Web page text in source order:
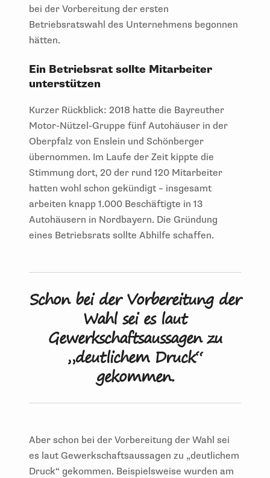
bei der Vorbereitung der ersten
Betriebsratswahl des Unternehmens begonnen
hätten.
Ein Betriebsrat sollte Mitarbeiter
unterstützen
Kurzer Rückblick: 2018 hatte die Bayreuther
Motor-Nützel-Gruppe fünf Autohäuser in der
Oberpfalz von Enslein und Schönberger
übernommen. Im Laufe der Zeit kippte die
Stimmung dort, 20 der rund 120 Mitarbeiter
hatten wohl schon gekündigt – insgesamt
arbeiten knapp 1.000 Beschäftigte in 13
Autohäusern in Nordbayern. Die Gründung
eines Betriebsrats sollte Abhilfe schaffen.
Schon bei der Vorbereitung der
Wahl sei es laut
Gewerkschaftsaussagen zu
„deutlichem Druck“
gekommen.
Aber schon bei der Vorbereitung der Wahl sei
es laut Gewerkschaftsaussagen zu „deutlichem
Druck“ gekommen. Beispielsweise wurden am